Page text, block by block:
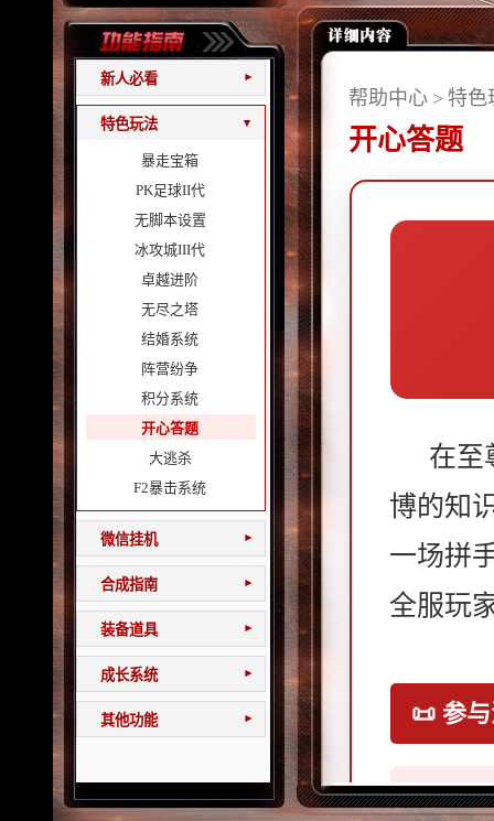
新人必看 ▾
特色玩法 ▾
暴走宝箱
PK足球II代
无脚本设置
冰攻城III代
卓越进阶
无尽之塔
结婚系统
阵营纷争
积分系统
开心答题
大逃杀
F2暴击系统
微信挂机 ▾
合成指南 ▾
装备道具 ▾
成长系统 ▾
其他功能 ▾
帮助中心 > 特色
开心答题
在至
博的知
一场拼
全服玩
📜 参
第一